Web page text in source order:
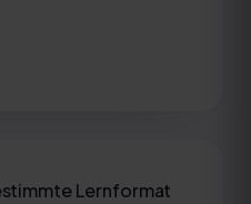
Lernformat